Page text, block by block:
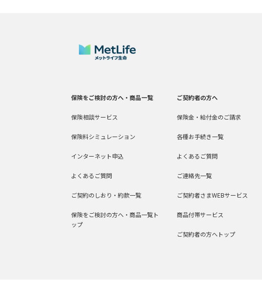
保険をご検討の方へ・商品一覧
保険相談サービス
保険料シミュレーション
インターネット申込
よくあるご質問
ご契約のしおり・約款一覧
保険をご検討の方へ・商品一覧ト
ップ
ご契約者の方へ
保険金・給付金のご請求
各種お手続き一覧
よくあるご質問
ご連絡先一覧
ご契約者さまWEBサービス
商品付帯サービス
ご契約者の方へトップ